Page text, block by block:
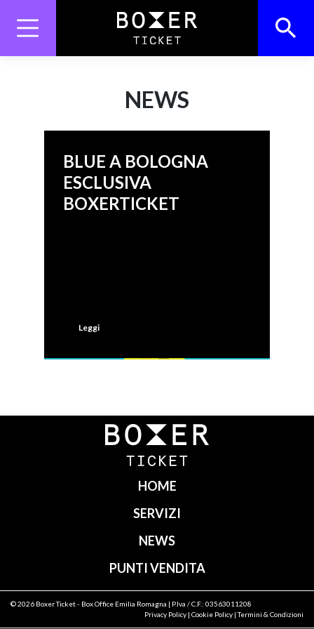
content
NEWS
BLUE A BOLOGNA
ESCLUSIVA
BOXERTICKET
Leggi
HOME
SERVIZI
NEWS
PUNTI VENDITA
© 2026 Boxer Ticket- Box Office Emilia Romagna | P.Iva / C.F.: 03563011208
Privacy Policy | Cookie Policy |Termini & Condizioni